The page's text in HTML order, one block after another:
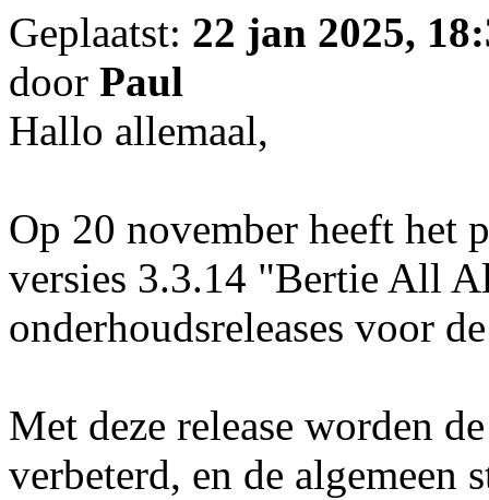
Geplaatst: 22 jan 2025,
door Paul
Hallo allemaal,
Op 20 november heeft het
versies 3.3.14 "Bertie All
onderhoudsreleases voor
Met deze release worden
verbeterd, en de algemeen